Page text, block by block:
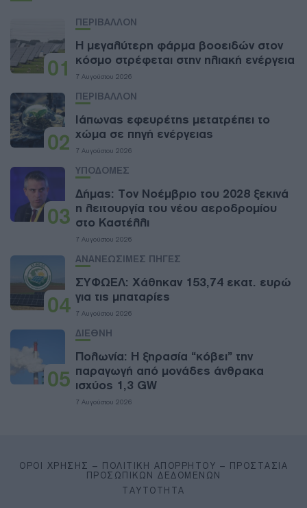
01
ΠΕΡΙΒΑΛΛΟΝ
Η μεγαλύτερη φάρμα βοοειδών στον
κόσμο στρέφεται στην ηλιακή ενέργεια
7 Αυγούστου 2026
02
ΠΕΡΙΒΑΛΛΟΝ
Ιάπωνας εφευρέτης μετατρέπει το
χώμα σε πηγή ενέργειας
7 Αυγούστου 2026
03
ΥΠΟΔΟΜΕΣ
Δήμας: Τον Νοέμβριο του 2028 ξεκινά
η λειτουργία του νέου αεροδρομίου
στο Καστέλλι
7 Αυγούστου 2026
04
ΑΝΑΝΕΩΣΙΜΕΣ ΠΗΓΕΣ
ΣΥΦΩΕΛ: Χάθηκαν 153,74 εκατ. ευρώ
για τις μπαταρίες
7 Αυγούστου 2026
05
ΔΙΕΘΝΗ
Πολωνία: Η ξηρασία “κόβει” την
παραγωγή από μονάδες άνθρακα
ισχύος 1,3 GW
7 Αυγούστου 2026
ΌΡΟΙ ΧΡΉΣΗΣ – ΠΟΛΙΤΙΚΉ ΑΠΟΡΡΉΤΟΥ – ΠΡΟΣΤΑΣΊΑ
ΠΡΟΣΩΠΙΚΏΝ ΔΕΔΟΜΈΝΩΝ
ΤΑΥΤΌΤΗΤΑ